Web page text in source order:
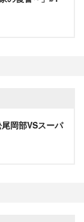
岡部VSスーパ